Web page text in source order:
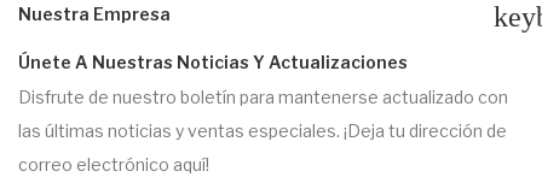
Nuestra Empresa
Únete A Nuestras Noticias Y Actualizaciones
Disfrute de nuestro boletín para mantenerse actualizado con
las últimas noticias y ventas especiales. ¡Deja tu dirección de
correo electrónico aquí!